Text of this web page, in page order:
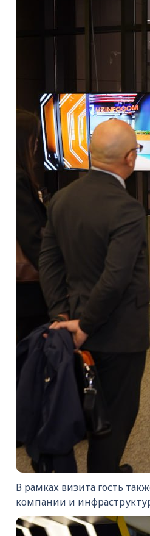
В рамках визита гость
компании и